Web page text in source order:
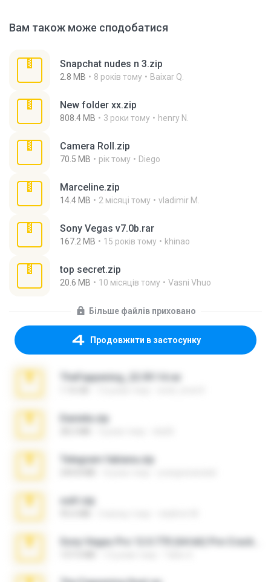
Вам також може сподобатися
Snapchat nudes n 3.zip
2.8 MB 8 років тому Baixar Q.
New folder xx.zip
808.4 MB 3 роки тому henry N.
Camera Roll.zip
70.5 MB рік тому Diego
Marceline.zip
14.4 MB 2 місяці тому vladimir M.
Sony Vegas v7.0b.rar
167.2 MB 15 років тому khinao
top secret.zip
20.6 MB 10 місяців тому Vasni Vhuo
Більше файлів приховано
Продовжити в застосунку
TheFappening_22.09.14.rar
Daniela.zip
Telegram fabiana.zip
ouh!.zip